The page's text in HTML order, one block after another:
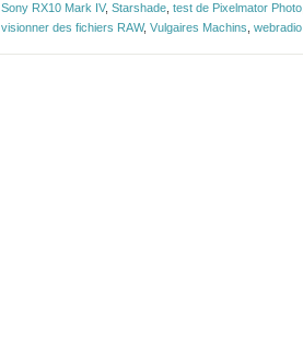
Sony RX10 Mark IV, Starshade test de Pixelmator Photo
visionner des fichiers RAW, Vulgaires Machins webradio